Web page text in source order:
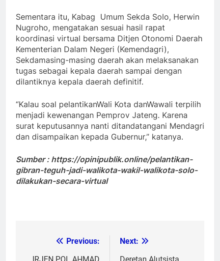
Sementara itu, Kabag Umum Sekda Solo, Herwin
Nugroho, mengatakan sesuai hasil rapat
koordinasi virtual bersama Ditjen Otonomi Daerah
Kementerian Dalam Negeri (Kemendagri),
Sekdamasing-masing daerah akan melaksanakan
tugas sebagai kepala daerah sampai dengan
dilantiknya kepala daerah definitif.
“Kalau soal pelantikanWali Kota danWawali terpilih
menjadi kewenangan Pemprov Jateng. Karena
surat keputusannya nanti ditandatangani Mendagri
dan disampaikan kepada Gubernur,” katanya.
Sumber : https://opinipublik.online/pelantikan-
gibran-teguh-jadi-walikota-wakil-walikota-solo-
dilakukan-secara-virtual
Previous:
Next: